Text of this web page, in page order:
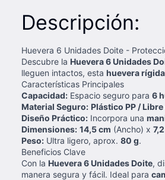
Descripción:
Huevera 6 Unidades Doite -
Descubre la Huevera 6 Unidades
lleguen intactos, esta huevera rígida
Características Principales
Capacidad: Espacio seguro para 6
Material Seguro: Plástico PP / Libre
Diseño Práctico: Incorpora una
Dimensiones: 14,5 cm (Ancho) x
Peso: Ultra ligero, aprox. 80 g.
Beneficios Clave
Con la Huevera 6 Unidades Doite,
manera segura y fácil. Ideal para